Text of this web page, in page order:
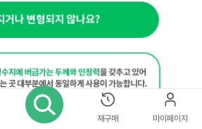
재구매 마이페이지